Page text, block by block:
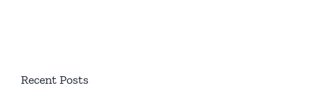
Recent Posts